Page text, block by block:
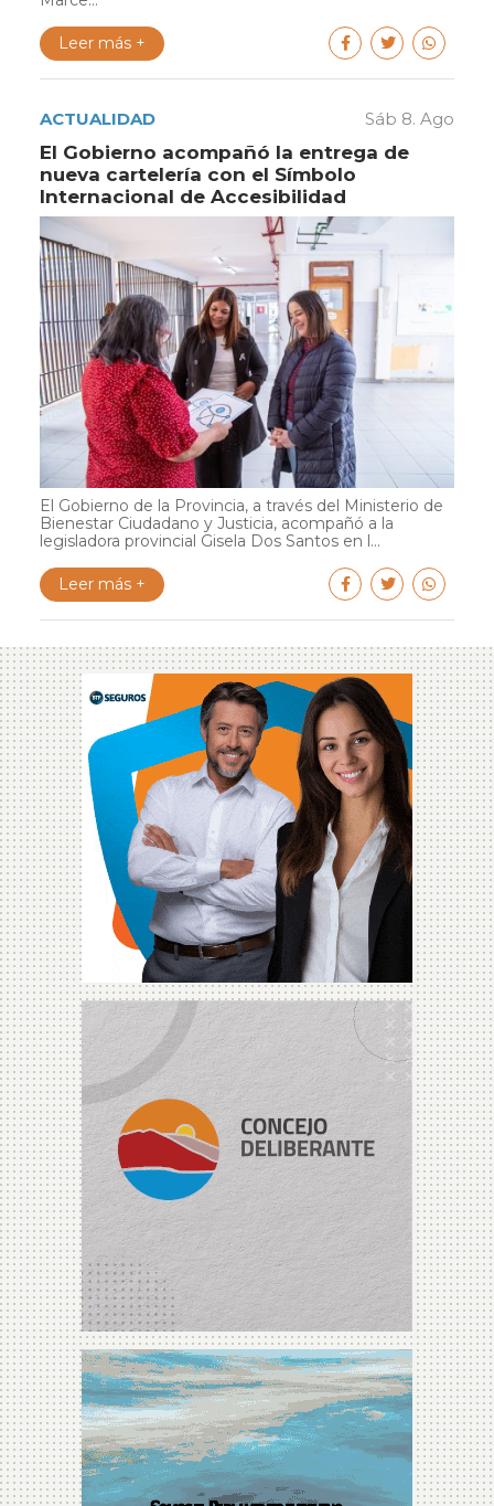
Leer más +
ACTUALIDAD Sáb 8. Ago
El Gobierno acompañó la entrega de
nueva cartelería con el Símbolo
Internacional de Accesibilidad
El Gobierno de la Provincia, a través del Ministerio de
Bienestar Ciudadano y Justicia, acompañó a la
legisladora provincial Gisela Dos Santos en l...
Leer más +